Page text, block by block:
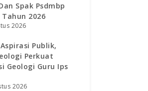
Spak Psdmbp
2026
2026
Publik,
Perkuat
Geologi Guru Ips
2026